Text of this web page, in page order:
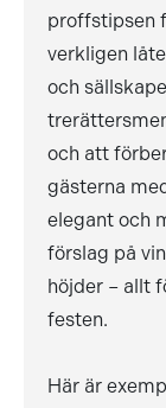
proffstipsen
verkligen
och
och att
gästerna
elegant och
förslag på
höjder – allt
festen.
Här är